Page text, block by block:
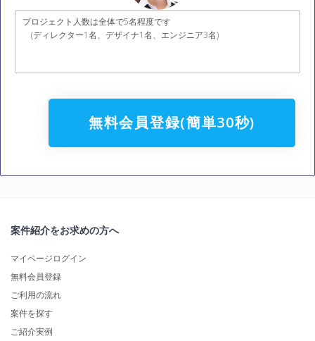
プロジェクト人数は全体で5名程度です
(ディレクター1名、デザイナ1名、エンジニア3名)
無料会員登録(簡単30秒)
案件紹介をお求めの方へ
マイページログイン
無料会員登録
ご利用の流れ
案件を探す
ご紹介実例